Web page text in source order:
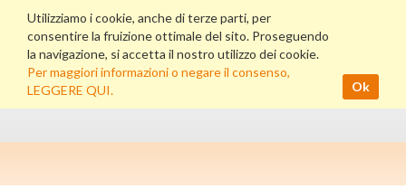
Utilizziamo i cookie, anche di terze parti, per
consentire la fruizione ottimale del sito. Proseguendo
la navigazione, si accetta il nostro utilizzo dei cookie.
Per maggiori informazioni o negare il consenso,
LEGGERE QUI.
Ok